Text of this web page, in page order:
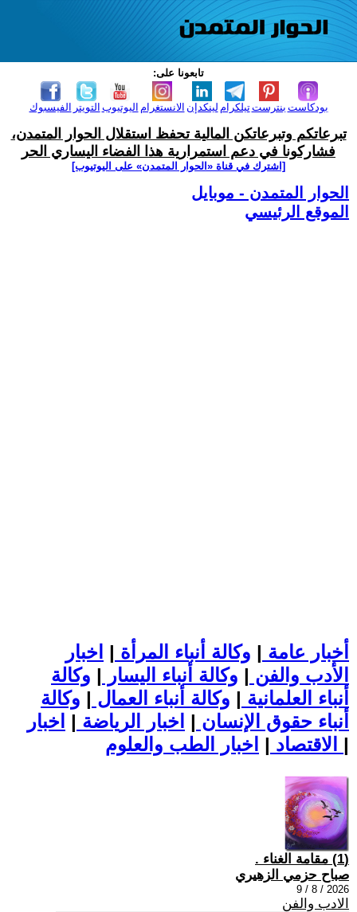
تابعونا على:
الفيسبوك التويتر اليوتيوب الانستغرام لينكدإن تيلكرامبنترست بودكاست
تبرعاتكم وتبرعاتكن المالية تحفظ استقلال الحوار المتمدن،
فشاركونا في دعم استمرارية هذا الفضاء اليساري الحر
[اشترك في قناة ‫«الحوار المتمدن» على اليوتيوب]
الحوار المتمدن - موبايل
الموقع الرئيسي
أخبار عامة | وكالة أنباء المرأة | اخبار
الأدب والفن | وكالة أنباء اليسار | وكالة
أنباء العلمانية | وكالة أنباء العمال | وكالة
أنباء حقوق الإنسان | اخبار الرياضة | اخبار
الاقتصاد | |
(1) مقامة الغناء .
صباح حزمي الزهيري
2026 / 8 / 9
الادب والفن